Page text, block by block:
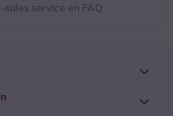
service en FAQ